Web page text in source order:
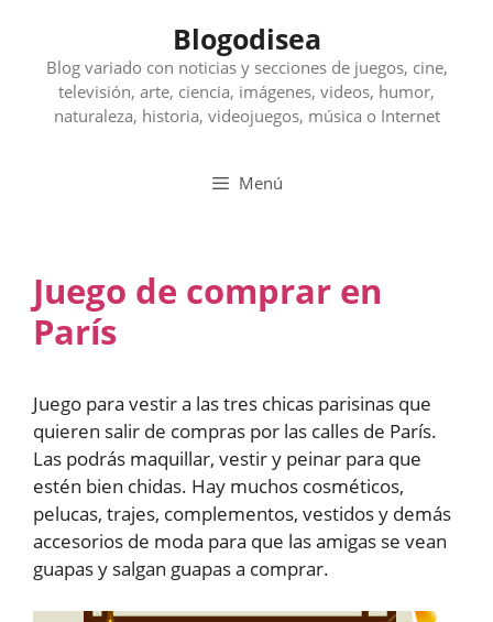
contenido
Blogodisea
Blog variado con noticias y secciones de juegos, cine,
televisión, arte, ciencia, imágenes, videos, humor,
naturaleza, historia, videojuegos, música o Internet
Menú
Juego de comprar en
París
Juego para vestir a las tres chicas parisinas que
quieren salir de compras por las calles de París.
Las podrás maquillar, vestir y peinar para que
estén bien chidas. Hay muchos cosméticos,
pelucas, trajes, complementos, vestidos y demás
accesorios de moda para que las amigas se vean
guapas y salgan guapas a comprar.